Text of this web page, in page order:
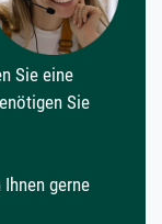
Sie eine
Sie
gerne